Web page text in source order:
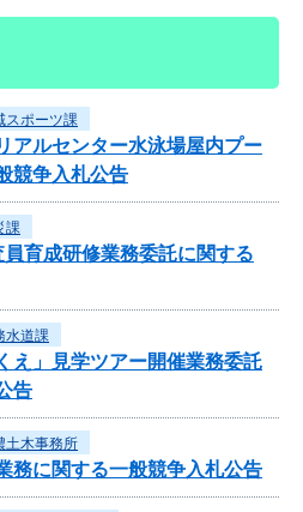
スポーツ課
アルセンター水泳場屋内プー
競争入札公告
課
育成研修業務委託に関する
水道課
え」見学ツアー開催業務委託
告
土木事務所
務に関する一般競争入札公告